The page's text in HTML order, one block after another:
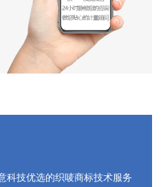
科技优选的织唛商标技术服务